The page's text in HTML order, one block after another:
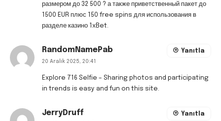
размером до 32 500 ? а также приветственный пакет до
1500 EUR плюс 150 free spins для использования в
разделе казино 1xBet.
RandomNamePab
20 Aralık 2025, 20:41
Explore 716 Selfie – Sharing photos and participating
in trends is easy and fun on this site.
Yanıtla
JerryDruff Yanıtla